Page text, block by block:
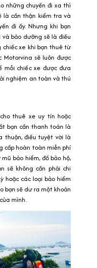
những chuyến đi xa thì
là cần thận kiểm tra và
đi ấy. Nhưng khi bạn
bảo dưỡng sẽ là điều
xe khi bạn thuê từ
sẽ luôn được
mỗi chiếc xe được đưa
nghiệm an toàn và thú
thuê xe uy tín hoặc
bạn cần thanh toán là
thuận, điều tuyệt vời là
cấp hoàn toàn miễn phí
bảo hiểm, đồ bảo hộ,
sẽ không cần phải chi
hoặc các loại bảo hiểm
bạn sẽ dư ra một khoản
mình.